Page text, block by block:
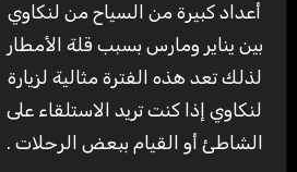
أعداد كبيرة من السياح من لنكاوي
بين يناير ومارس بسبب قلة الأمطار
لذلك تعد هذه الفترة مثالية لزيارة
لنكاوي إذا كنت تريد الاستلقاء على
الشاطئ أو القيام ببعض الرحلات .